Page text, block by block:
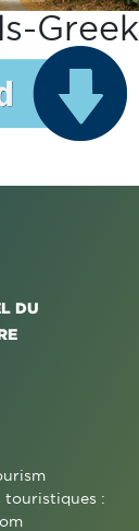
Greek
DU
touristiques :